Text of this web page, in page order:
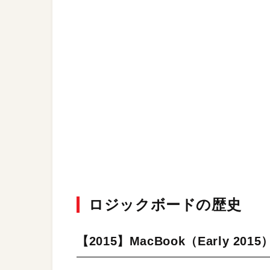
ロジックボードの歴史
【2015】MacBook（Early 2015